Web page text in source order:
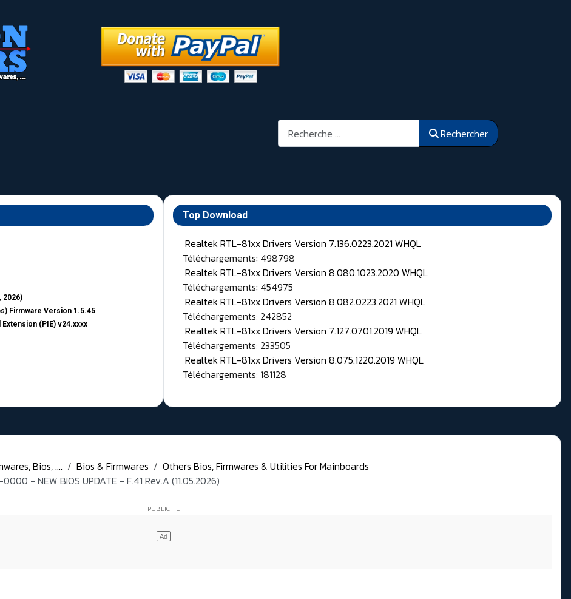
Rechercher Rechercher
2026)
Firmware Version 1.5.45
(PIE) v24.xxxx
Top Download
Realtek RTL-81xx Drivers Version 7.136.0223.2021 WHQL
Téléchargements: 498798
Realtek RTL-81xx Drivers Version 8.080.1023.2020 WHQL
Téléchargements: 454975
Realtek RTL-81xx Drivers Version 8.082.0223.2021 WHQL
Téléchargements: 242852
Realtek RTL-81xx Drivers Version 7.127.0701.2019 WHQL
Téléchargements: 233505
Realtek RTL-81xx Drivers Version 8.075.1220.2019 WHQL
Téléchargements: 181128
Bios, .... Bios & Firmwares
Others Bios, Firmwares & Utilities For Mainboards
- NEW BIOS UPDATE - F.41 Rev.A (11.05.2026)